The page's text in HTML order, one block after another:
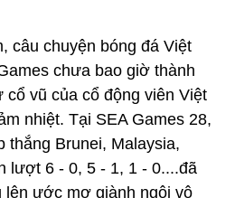
câu chuyện bóng đá Việt
chưa bao giờ thành
cổ vũ của cổ động viên Việt
nhiệt. Tại SEA Games 28,
thắng Brunei, Malaysia,
lượt 6 - 0, 5 - 1, 1 - 0....đã
lên ước mơ giành ngôi vô